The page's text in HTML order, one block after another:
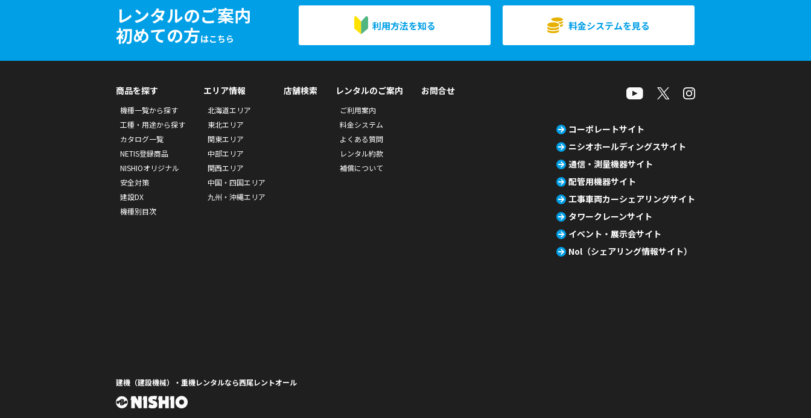
レンタルのご案内
初めての方はこちら
利用方法を知る 料金システムを見る
商品を探す
機種一覧から探す
工種・用途から探す
カタログ一覧
NETIS登録商品
NISHIOオリジナル
安全対策
建設DX
機種別目次
エリア情報
北海道エリア
東北エリア
関東エリア
中部エリア
関西エリア
中国・四国エリア
九州・沖縄エリア
店舗検索 レンタルのご案内
ご利用案内
料金システム
よくある質問
レンタル約款
補償について
お問合せ
コーポレートサイト
ニシオホールディングスサイト
通信・測量機器サイト
配管用機器サイト
工事車両カーシェアリングサイト
タワークレーンサイト
イベント・展示会サイト
Nol（シェアリング情報サイト）
建機（建設機械）・重機レンタルなら西尾レントオール